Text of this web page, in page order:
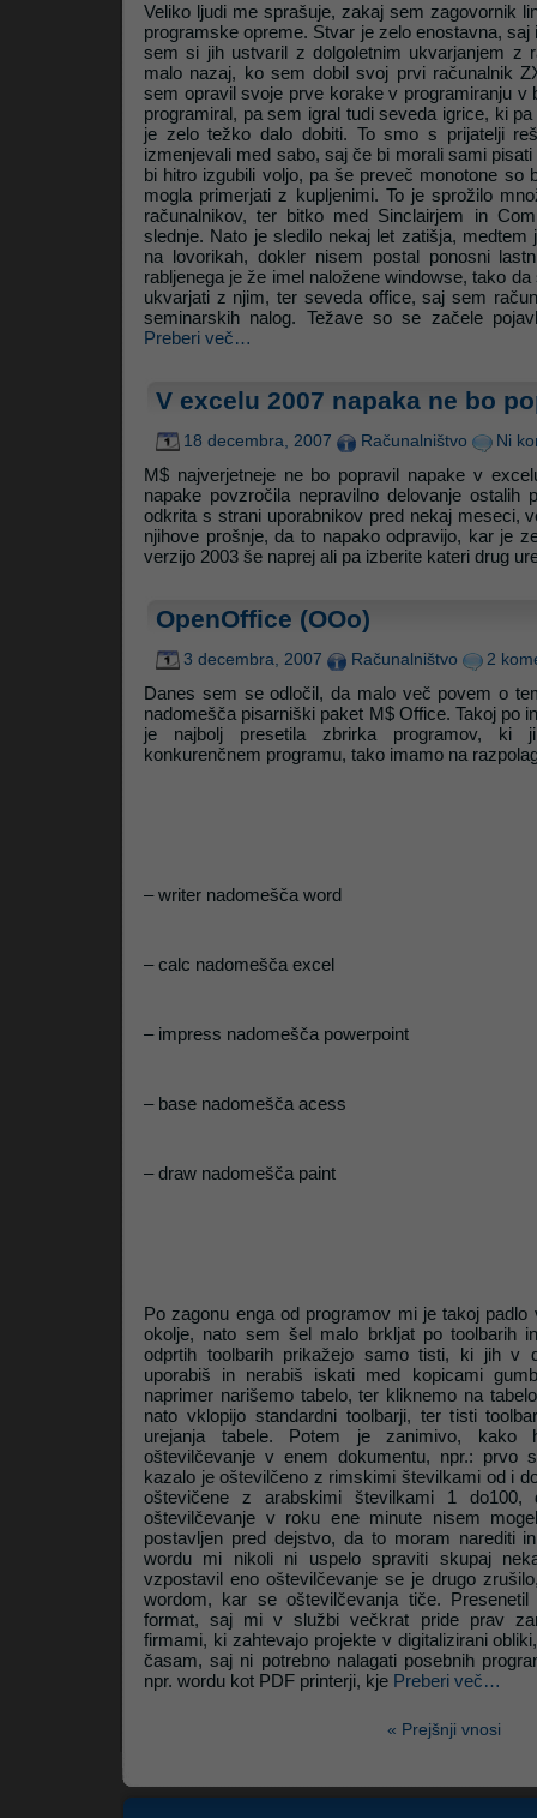
Veliko ljudi me sprašuje, zakaj sem zagovornik
programske opreme. Stvar je zelo enostavna,
sem si jih ustvaril z dolgoletnim ukvarjanjem z
malo nazaj, ko sem dobil svoj prvi računalnik
sem opravil svoje prve korake v programiranju v
programiral, pa sem igral tudi seveda igrice, ki
je zelo težko dalo dobiti. To smo s prijatelji
izmenjevali med sabo, saj če bi morali sami
bi hitro izgubili voljo, pa še preveč monotone so
mogla primerjati z kupljenimi. To je sprožilo
računalnikov, ter bitko med Sinclairjem in
slednje. Nato je sledilo nekaj let zatišja, medtem
na lovorikah, dokler nisem postal ponosni
rabljenega je že imel naložene windowse, tako
ukvarjati z njim, ter seveda office, saj sem
seminarskih nalog. Težave so se začele
Preberi več…
V excelu 2007 napaka ne bo
18 decembra, 2007 Računalništvo Ni
M$ najverjetneje ne bo popravil napake v
napake povzročila nepravilno delovanje ostalih
odkrita s strani uporabnikov pred nekaj meseci,
njihove prošnje, da to napako odpravijo, kar je
verzijo 2003 še naprej ali pa izberite kateri drug
OpenOffice (OOo)
3 decembra, 2007 Računalništvo 2
Danes sem se odločil, da malo več povem o
nadomešča pisarniški paket M$ Office. Takoj po
je najbolj presetila zbrirka programov, ki
konkurenčnem programu, tako imamo na
– writer nadomešča word
– calc nadomešča excel
– impress nadomešča powerpoint
– base nadomešča acess
– draw nadomešča paint
Po zagonu enga od programov mi je takoj padlo
okolje, nato sem šel malo brkljat po toolbarih
odprtih toolbarih prikažejo samo tisti, ki jih v
uporabiš in nerabiš iskati med kopicami
naprimer narišemo tabelo, ter kliknemo na
nato vklopijo standardni toolbarji, ter tisti
urejanja tabele. Potem je zanimivo, kako
oštevilčevanje v enem dokumentu, npr.: prvo
kazalo je oštevilčeno z rimskimi številkami od i
oštevičene z arabskimi številkami 1
oštevilčevanje v roku ene minute nisem
postavljen pred dejstvo, da to moram narediti
wordu mi nikoli ni uspelo spraviti skupaj
vzpostavil eno oštevilčevanje se je drugo
wordom, kar se oštevilčevanja tiče.
format, saj mi v službi večkrat pride prav
firmami, ki zahtevajo projekte v digitalizirani
časam, saj ni potrebno nalagati posebnih
npr. wordu kot PDF printerji, kje Preberi več…
« Prejšnji vnosi